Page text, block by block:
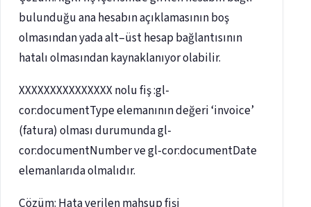
bulunduğu ana hesabın açıklamasının boş
olmasından yada alt–üst hesap bağlantısının
hatalı olmasından kaynaklanıyor olabilir.
XXXXXXXXXXXXXXX nolu fiş :gl-
cor:documentType elemanının değeri ‘invoice’
(fatura) olması durumunda gl-
cor:documentNumber ve gl-cor:documentDate
elemanlarıda olmalıdır.